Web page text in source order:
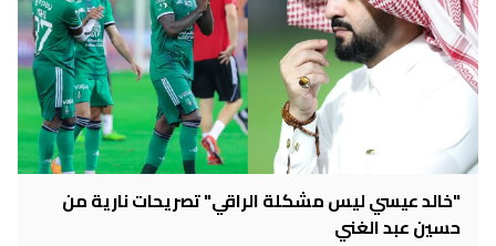
"خالد عيسي ليس مشكلة الراقي" تصريحات نارية من
حسين عبد الغني